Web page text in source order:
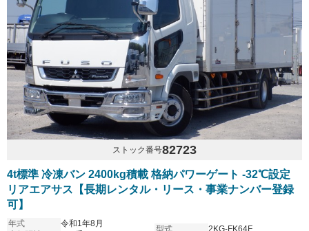
ストック番号82723
4t標準 冷凍バン 2400kg積載 格納パワーゲート -32℃設定
リアエアサス【長期レンタル・リース・事業ナンバー登録
可】
年式
令和1年8月
型式 2KG-FK64F